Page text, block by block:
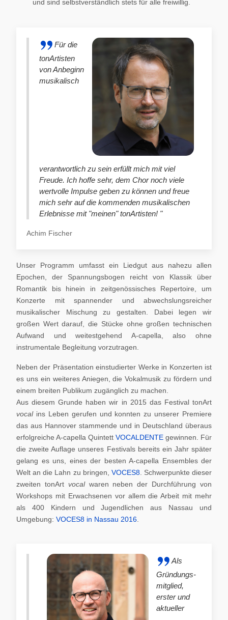
und sind selbstverständlich stets für alle freiwillig.
Für die
tonArtisten
von Anbeginn
musikalisch
verantwortlich zu sein erfüllt mich mit viel
Freude. Ich hoffe sehr, dem Chor noch viele
wertvolle Impulse geben zu können und freue
mich sehr auf die kommenden musikalischen
Erlebnisse mit "meinen" tonArtisten! "
Achim Fischer
Unser Programm umfasst ein Liedgut aus nahezu allen
Epochen, der Spannungsbogen reicht von Klassik über
Romantik bis hinein in zeitgenössisches Repertoire, um
Konzerte mit spannender und abwechslungsreicher
musikalischer Mischung zu gestalten. Dabei legen wir
großen Wert darauf, die Stücke ohne großen technischen
Aufwand und weitestgehend A-capella, also ohne
instrumentale Begleitung vorzutragen.
Neben der Präsentation einstudierter Werke in Konzerten ist
es uns ein weiteres Aniegen, die Vokalmusik zu fördern und
einem breiten Publikum zugänglich zu machen.
Aus diesem Grunde haben wir in 2015 das Festival tonArt
vocal ins Leben gerufen und konnten zu unserer Premiere
das aus Hannover stammende und in Deutschland überaus
erfolgreiche A-capella Quintett VOCALDENTE gewinnen. Für
die zweite Auflage unseres Festivals bereits ein Jahr später
gelang es uns, eines der besten A-capella Ensembles der
Welt an die Lahn zu bringen, VOCES8. Schwerpunkte dieser
zweiten tonArt vocalwaren neben der Durchführung von
Workshops mit Erwachsenen vor allem die Arbeit mit mehr
als 400 Kindern und Jugendlichen aus Nassau und
Umgebung: VOCES8 in Nassau 2016
Als
Gründungs-
mitglied,
erster und
aktueller